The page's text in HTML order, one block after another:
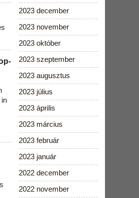
2023 december
2023 november
2023 október
2023 szeptember
2023 augusztus
2023 július
2023 április
2023 március
2023 február
2023 január
2022 december
2022 november